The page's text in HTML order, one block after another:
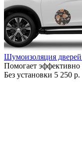
Шумоизоляция дверей
Помогает эффективно
Без установки 5 250 р.